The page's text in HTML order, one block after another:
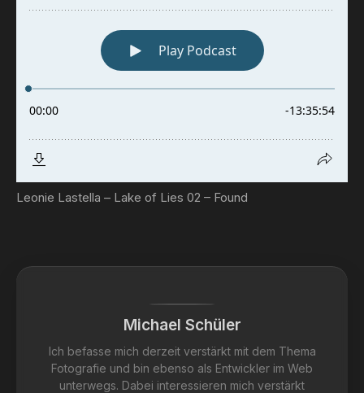
Leonie Lastella – Lake of Lies 02 – Found
Michael Schüler
Ich befasse mich derzeit verstärkt mit dem Thema
Fotografie und bin ebenso als Entwickler im Web
unterwegs. Dabei interessieren mich verstärkt